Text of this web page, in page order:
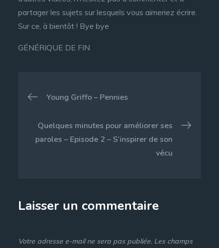
partager les sujets sur lesquels vous aimeriez écrire.
Sur ce, à bientôt ! Bye bye
GÉNÉRIQUE DE FIN
Navigation
de
l’article
Young Griffo – Pennies
Quelques minutes pour améliorer ses
paroles – Episode 2 – S’inspirer de son
vécu
Laisser un commentaire
Votre adresse e-mail ne sera pas publiée. Les champs